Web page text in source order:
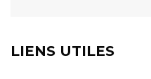
LIENS UTILES